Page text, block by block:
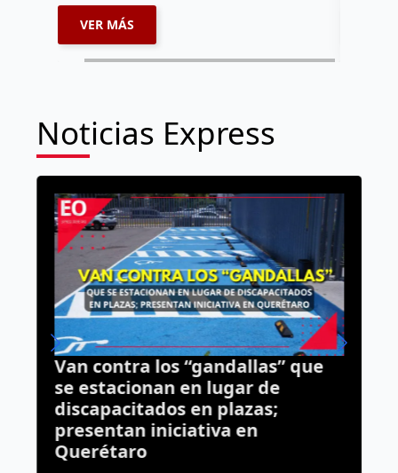
VER MÁS
Noticias Express
Van contra los “gandallas” que
se estacionan en lugar de
discapacitados en plazas;
presentan iniciativa en
Querétaro